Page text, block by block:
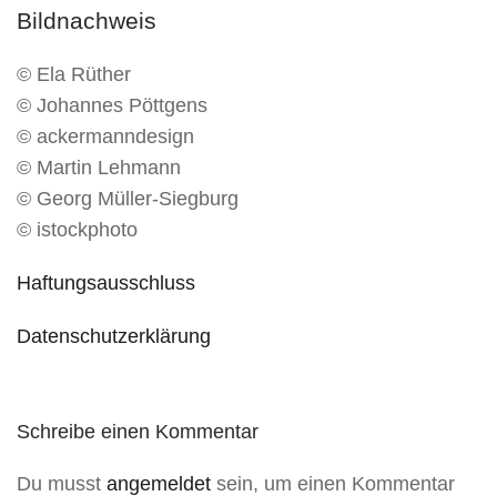
Bildnachweis
© Ela Rüther
© Johannes Pöttgens
© ackermanndesign
© Martin Lehmann
© Georg Müller-Siegburg
© istockphoto
Haftungsausschluss
Datenschutzerklärung
Schreibe einen Kommentar
Du musst angemeldet sein, um einen Kommentar